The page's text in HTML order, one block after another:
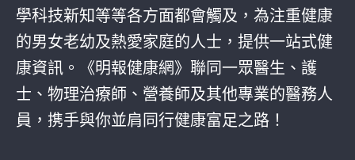
學科技新知等等各方面都會觸及，為注重健康
的男女老幼及熱愛家庭的人士，提供一站式健
康資訊。《明報健康網》聯同一眾醫生、護
士、物理治療師、營養師及其他專業的醫務人
員，携手與你並肩同行健康富足之路！